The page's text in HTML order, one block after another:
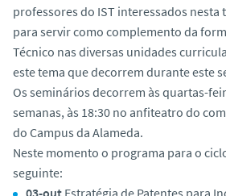
professores do IST interessados nesta
para servir como complemento da
Técnico nas diversas unidades
este tema que decorrem durante este
Os seminários decorrem às quartas-
semanas, às 18:30 no anfiteatro do
do Campus da Alameda.
Neste momento o programa para o
seguinte:
03-out Estratégia de Patentes para